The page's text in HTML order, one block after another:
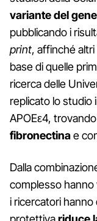
variante del
pubblicando i
print, affinché
base di quelle
ricerca delle
replicato lo studio
APOEε4, trovando
fibronectinae
Dalla
complesso hanno
i ricercatori